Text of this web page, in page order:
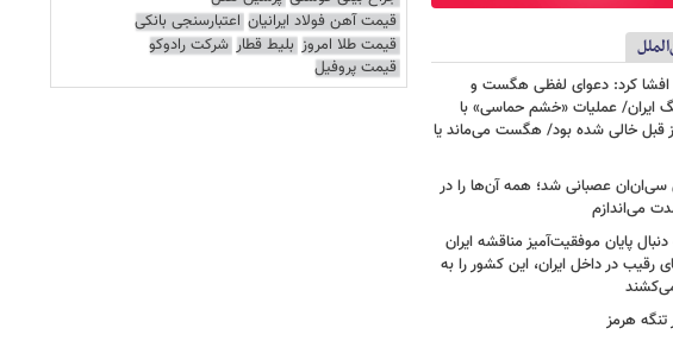
کرد: دعوای لفظی هگست و
ایران/ عملیات «خشم حماسی» با
از قبل خالی شده بود/ هگست می‌ماند یا
سی‌ان‌ان عصبانی شد؛ همه آن‌ها را در
می‌اندازم
پایان موفقیت‌آمیز مناقشه ایران
در داخل ایران، این کشور را به
تنگه هرمز
قیمت آهن فولاد ایرانیان اعتبارسنجی بانکی
قیمت طلا امروز بلیط قطار شرکت رادوکو
قیمت پروفیل